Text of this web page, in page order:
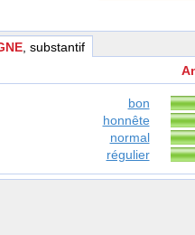
, substantif
bon
honnête
normal
régulier